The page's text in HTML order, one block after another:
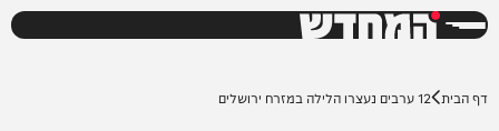
המחדש
דף הבית 12 ערבים נעצרו הלילה במזרח ירושלים